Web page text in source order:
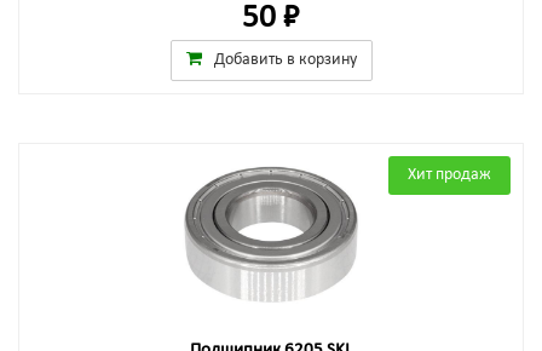
50 ₽
Добавить в корзину
Хит продаж